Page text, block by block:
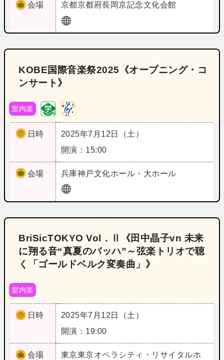
会場 京都京都府長岡京記念文化会館
KOBE国際音楽祭2025《オープニング・コ
ンサート》
室内楽
日時
2025年7月12日（土）
開演：15:00
会場 兵庫神戸文化ホール・大ホール
BriSicTOKYO Vol．Ⅱ《田中晶子vn 未来
に翔る音“真夏のバッハ”～弦楽トリオで聴
く「ゴールドベルク変奏曲」》
室内楽
日時
2025年7月12日（土）
開演：19:00
会場 東京東京オペラシティ・リサイタルホ